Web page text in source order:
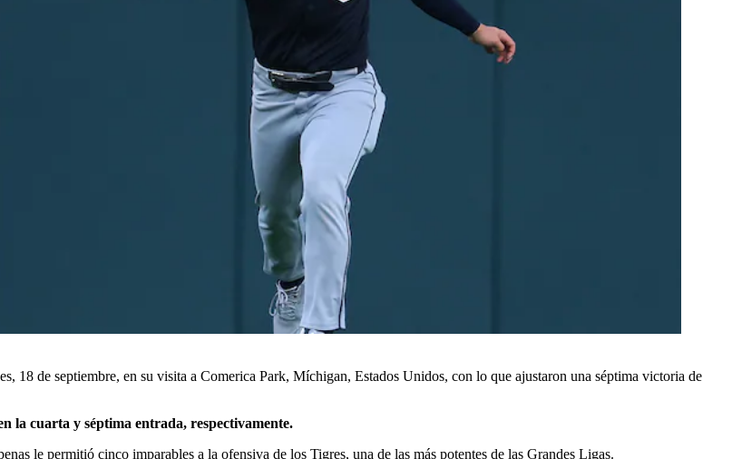
18 de septiembre, en su visita a Comerica Park, Míchigan, Estados Unidos, con lo que ajustaron una séptima victoria de
la cuarta y séptima entrada, respectivamente.
le permitió cinco imparables a la ofensiva de los Tigres, una de las más potentes de las Grandes Ligas.